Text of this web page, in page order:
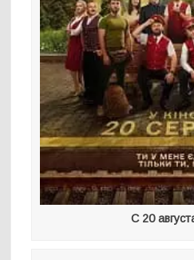
С 20